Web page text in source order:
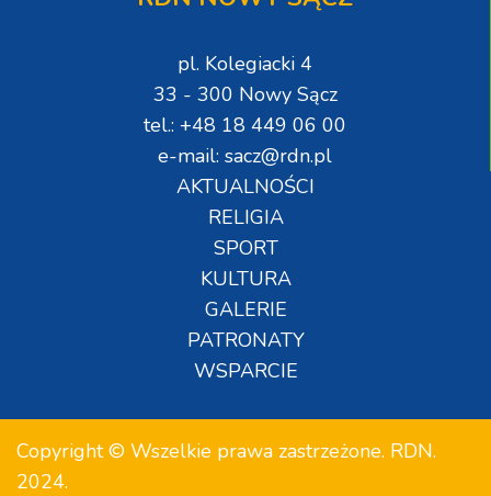
pl. Kolegiacki 4
33 - 300 Nowy Sącz
tel.: +48 18 449 06 00
e-mail: sacz@rdn.pl
AKTUALNOŚCI
RELIGIA
SPORT
KULTURA
GALERIE
PATRONATY
WSPARCIE
Copyright © Wszelkie prawa zastrzeżone. RDN.
2024.